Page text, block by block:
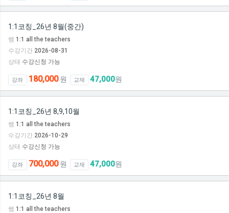
1:1코칭_26년 8월(중간)
쌤 1:1 all the teachers
수강기간 2026-08-31
상태 수강신청 가능
강좌 180,000원 교재 47,000원
1:1코칭_26년 8,9,10월
쌤 1:1 all the teachers
수강기간 2026-10-29
상태 수강신청 가능
강좌 700,000원 교재 47,000원
1:1코칭_26년 8월
쌤 1:1 all the teachers